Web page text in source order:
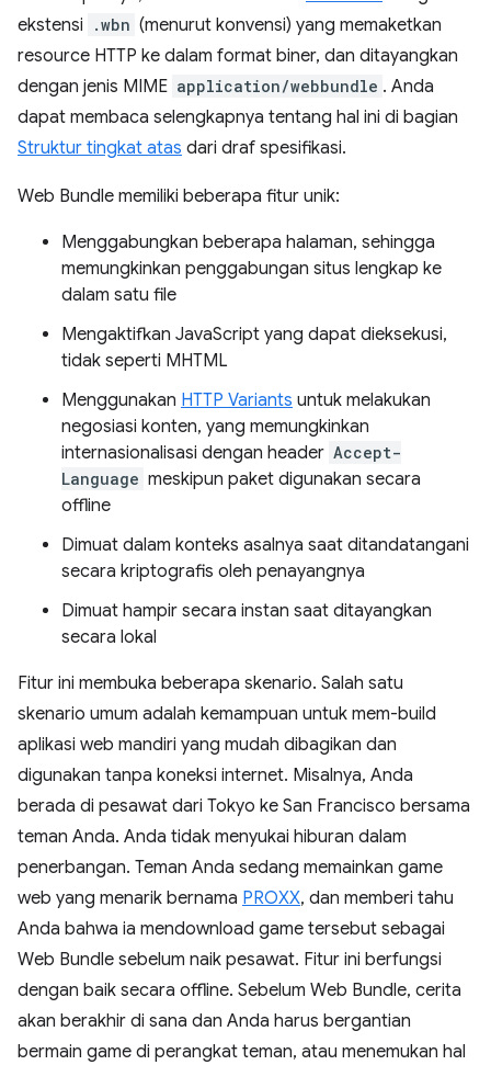
ekstensi
.wbn (menurut konvensi) yang memaketkan
resource HTTP ke dalam format biner, dan ditayangkan
dengan jenis MIME application/webbundle . Anda
dapat membaca selengkapnya tentang hal ini di bagian
Struktur tingkat atas dari draf spesifikasi.
Web Bundle memiliki beberapa fitur unik:
Menggabungkan beberapa halaman, sehingga
memungkinkan penggabungan situs lengkap ke
dalam satu file
Mengaktifkan JavaScript yang dapat dieksekusi,
tidak seperti MHTML
Menggunakan HTTP Variants untuk melakukan
negosiasi konten, yang memungkinkan
internasionalisasi dengan header Accept-
Language meskipun paket digunakan secara
offline
Dimuat dalam konteks asalnya saat ditandatangani
secara kriptografis oleh penayangnya
Dimuat hampir secara instan saat ditayangkan
secara lokal
Fitur ini membuka beberapa skenario. Salah satu
skenario umum adalah kemampuan untuk mem-build
aplikasi web mandiri yang mudah dibagikan dan
digunakan tanpa koneksi internet. Misalnya, Anda
berada di pesawat dari Tokyo ke San Francisco bersama
teman Anda. Anda tidak menyukai hiburan dalam
penerbangan. Teman Anda sedang memainkan game
web yang menarik bernama PROXX, dan memberi tahu
Anda bahwa ia mendownload game tersebut sebagai
Web Bundle sebelum naik pesawat. Fitur ini berfungsi
dengan baik secara offline. Sebelum Web Bundle, cerita
akan berakhir di sana dan Anda harus bergantian
bermain game di perangkat teman, atau menemukan hal